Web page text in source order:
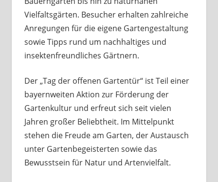
Vielfaltsgärten. Besucher erhalten zahlreiche
Anregungen für die eigene Gartengestaltung
sowie Tipps rund um nachhaltiges und
insektenfreundliches Gärtnern.
Der „Tag der offenen Gartentür“ ist Teil einer
bayernweiten Aktion zur Förderung der
Gartenkultur und erfreut sich seit vielen
Jahren großer Beliebtheit. Im Mittelpunkt
stehen die Freude am Garten, der Austausch
unter Gartenbegeisterten sowie das
Bewusstsein für Natur und Artenvielfalt.